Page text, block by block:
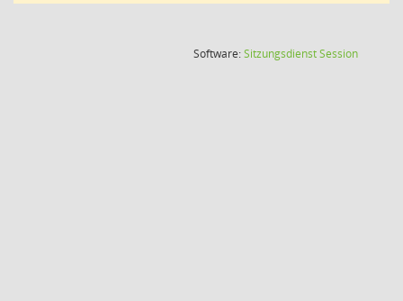
Software:SitzungsdienstSession(Wird in